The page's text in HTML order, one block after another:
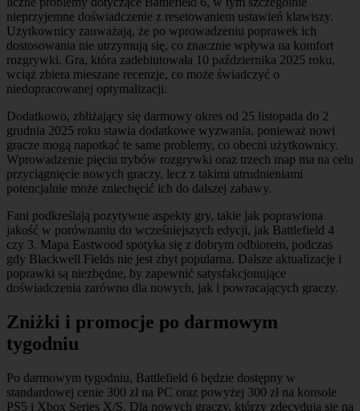
nieprzyjemne doświadczenie z resetowaniem ustawień klawiszy.
Użytkownicy zauważają, że po wprowadzeniu poprawek ich
dostosowania nie utrzymują się, co znacznie wpływa na komfort
rozgrywki. Gra, która zadebiutowała 10 października 2025 roku,
wciąż zbiera mieszane recenzje, co może świadczyć o
niedopracowanej optymalizacji.
Dodatkowo, zbliżający się darmowy okres od 25 listopada do 2
grudnia 2025 roku stawia dodatkowe wyzwania, ponieważ nowi
gracze mogą napotkać te same problemy, co obecni użytkownicy.
Wprowadzenie pięciu trybów rozgrywki oraz trzech map ma na celu
przyciągnięcie nowych graczy, lecz z takimi utrudnieniami
potencjalnie może zniechęcić ich do dalszej zabawy.
Fani podkreślają pozytywne aspekty gry, takie jak poprawiona
jakość w porównaniu do wcześniejszych edycji, jak Battlefield 4
czy 3. Mapa Eastwood spotyka się z dobrym odbiorem, podczas
gdy Blackwell Fields nie jest zbyt popularna. Dalsze aktualizacje i
poprawki są niezbędne, by zapewnić satysfakcjonujące
doświadczenia zarówno dla nowych, jak i powracających graczy.
Zniżki i promocje po darmowym
tygodniu
Po darmowym tygodniu, Battlefield 6 będzie dostępny w
standardowej cenie 300 zł na PC oraz powyżej 300 zł na konsole
PS5 i Xbox Series X/S. Dla nowych graczy, którzy zdecydują się na